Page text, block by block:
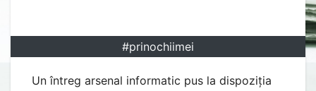
#prinochiimei
Un întreg arsenal informatic pus la dispoziția